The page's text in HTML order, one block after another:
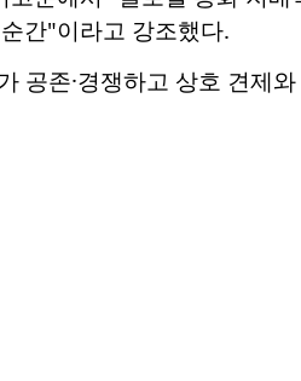
간"이라고 강조했다.
공존·경쟁하고 상호 견제